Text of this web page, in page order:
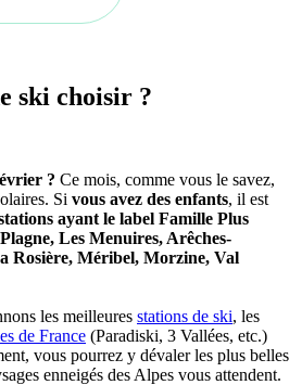
ski choisir ?
? Ce mois, comme vous le savez,
Si vous avez des enfants, il est
ayant le label Famille Plus
Les Menuires, Arêches-
Rosière, Méribel, Morzine, Val
les meilleures stations de ski, les
de France (Paradiski, 3 Vallées, etc.)
vous pourrez y dévaler les plus belles
enneigés des Alpes vous attendent.